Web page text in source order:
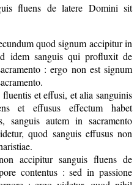
fluens de latere Domini sit
quod signum accipitur in
idem sanguis qui profluxit de
: ergo non est signum
et effusi, et alia sanguinis
et effusus effectum habet
sanguis autem in sacramento
quod sanguis effusus non
accipitur sanguis fluens de
contentus : sed in passione